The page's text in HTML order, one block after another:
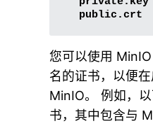
您可以使用
名的证书，以便
MinIO。 例如，
书，其中包含与